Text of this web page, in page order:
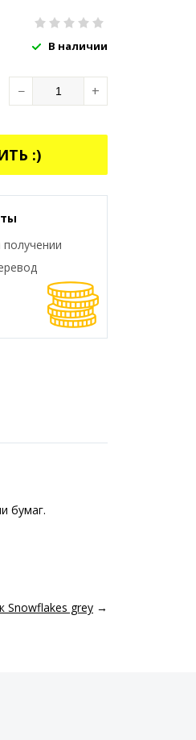
В наличии
− +
:)
бумаг.
Snowflakes grey →